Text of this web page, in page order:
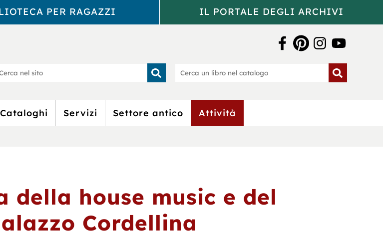
PER RAGAZZI IL PORTALE DEGLI ARCHIVI
Civica Bertoliana
Cerca
nel
Cerca
un
Cataloghi Servizi Settore antico Attività
house music e del
Cordellina